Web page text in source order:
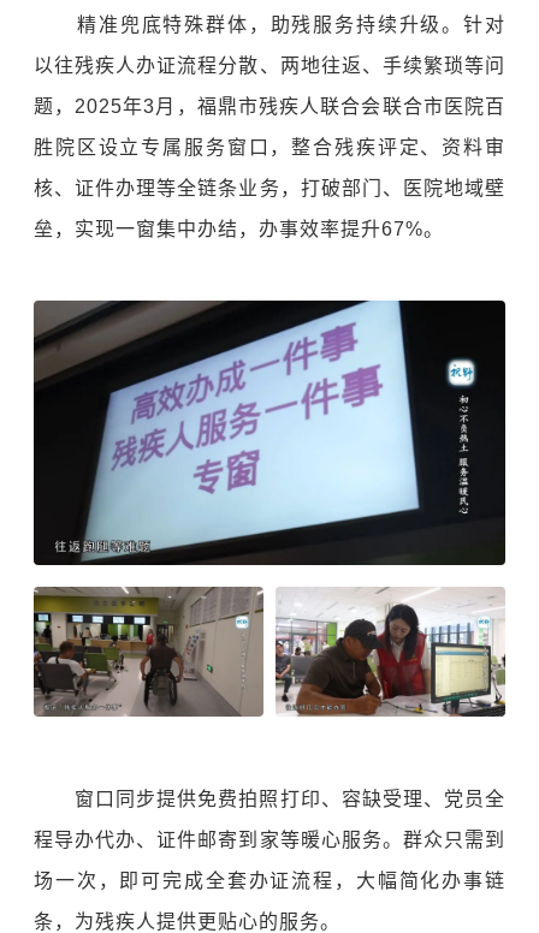
精准兜底特殊群体，助残服务持续升级。针对
以往残疾人办证流程分散、两地往返、手续繁琐等问
题，2025年3月，福鼎市残疾人联合会联合市医院百
胜院区设立专属服务窗口，整合残疾评定、资料审
核、证件办理等全链条业务，打破部门、医院地域壁
垒，实现一窗集中办结，办事效率提升67%。
窗口同步提供免费拍照打印、容缺受理、党员全
程导办代办、证件邮寄到家等暖心服务。群众只需到
场一次，即可完成全套办证流程，大幅简化办事链
条，为残疾人提供更贴心的服务。